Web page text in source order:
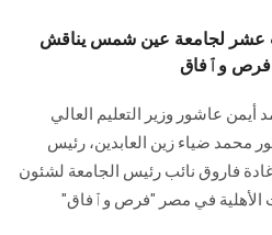
عشر لجامعة عين شمس يناقش
أيمن عاشور وزير التعليم العالي
محمد ضياء زين العابدين، رئيس
فاروق نائب رئيس الجامعة لشئون
الأهلية في مصر "فرص وٱفاق"